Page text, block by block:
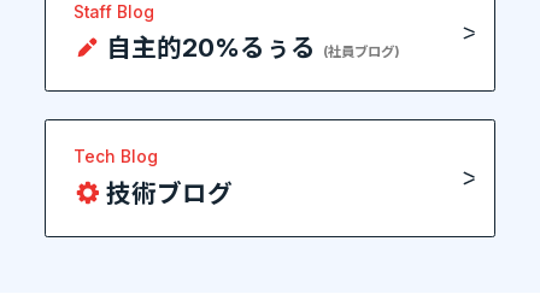
Staff Blog
自主的20%るぅる (社員ブログ)
Tech Blog
技術ブログ